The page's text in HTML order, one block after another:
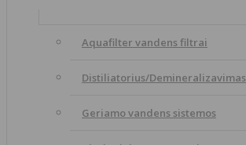
Aquafilter vandens filtrai
Distiliatorius/Demineralizavimas
Geriamo vandens sistemos